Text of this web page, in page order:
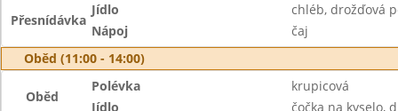
Přesnídávka
Jídlo
chléb, drožďová
Nápoj
čaj
Oběd (11:00 - 14:00)
Oběd
Polévka
krupicová
Jídlo
čočka na kyselo,